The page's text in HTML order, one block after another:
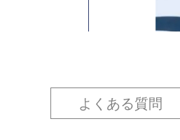
よくある質問